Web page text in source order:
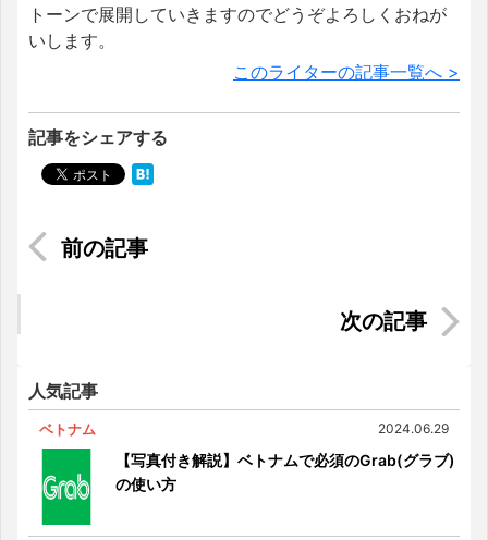
トーンで展開していきますのでどうぞよろしくおねが
いします。
このライターの記事一覧へ >
記事をシェアする
【2020年】マレーシアのチャイニーズニューイヤ
歩いていける！KLCC・ブキッビンタンエリアのお
人気記事
ベトナム 2024.06.29
【写真付き解説】ベトナムで必須のGrab(グラブ)
の使い方